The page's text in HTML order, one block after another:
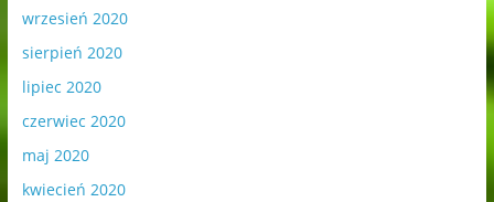
wrzesień 2020
sierpień 2020
lipiec 2020
czerwiec 2020
maj 2020
kwiecień 2020